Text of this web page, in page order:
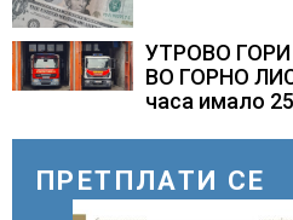
УТРОВО
ВО ГОРНО
часа имало
ПРЕТПЛАТИ СЕ